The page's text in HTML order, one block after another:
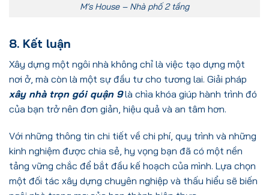
M’s House – Nhà phố 2 tầng
8. Kết luận
Xây dựng một ngôi nhà không chỉ là việc tạo dựng một
nơi ở, mà còn là một sự đầu tư cho tương lai. Giải pháp
xây nhà trọn gói quận 9là chìa khóa giúp hành trình đó
của bạn trở nên đơn giản, hiệu quả và an tâm hơn.
Với những thông tin chi tiết về chi phí, quy trình và những
kinh nghiệm được chia sẻ, hy vọng bạn đã có một nền
tảng vững chắc để bắt đầu kế hoạch của mình. Lựa chọn
một đối tác xây dựng chuyên nghiệp và thấu hiểu sẽ biến